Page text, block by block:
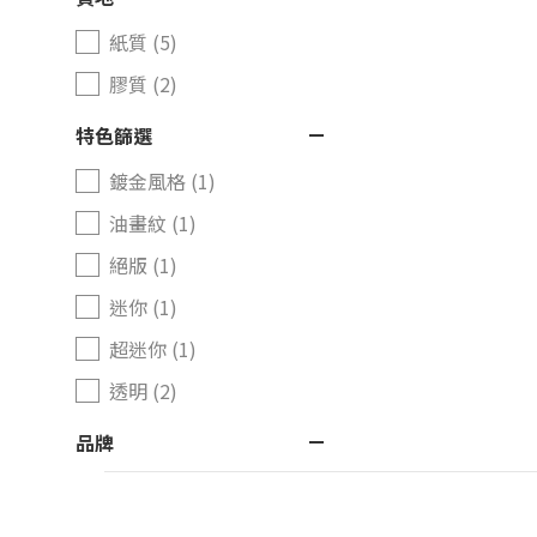
紙質 (5)
膠質 (2)
特色篩選
鍍金風格 (1)
油畫紋 (1)
絕版 (1)
迷你 (1)
超迷你 (1)
透明 (2)
品牌